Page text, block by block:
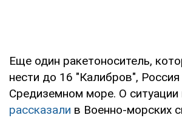
Еще один ракетоноситель,
нести до 16 "Калибров",
Средиземном море. О ситуации
рассказали в Военно-морских